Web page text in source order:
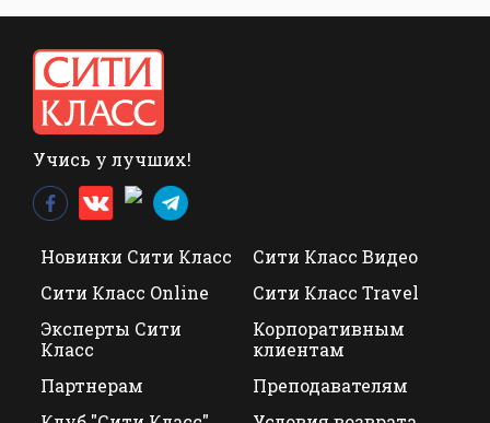
Учись у лучших!
Новинки Сити Класс
Сити Класс Видео
Сити Класс Online
Сити Класс Travel
Эксперты Сити
Класс
Корпоративным
клиентам
Партнерам
Преподавателям